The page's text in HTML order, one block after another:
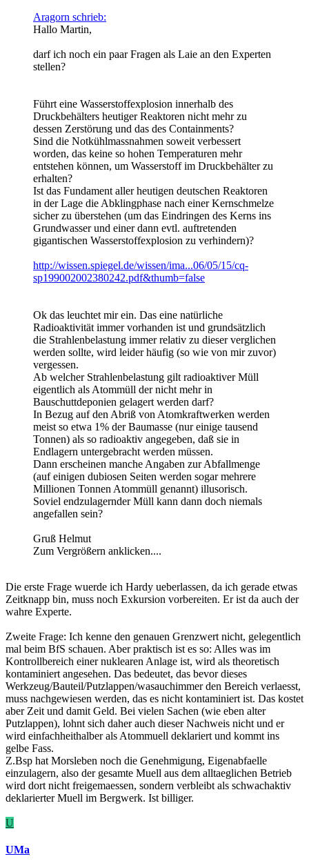
Aragorn schrieb:
Hallo Martin,
darf ich noch ein paar Fragen als Laie an den Experten
stellen?
Führt eine Wasserstoffexplosion innerhalb des
Druckbehälters heutiger Reaktoren nicht mehr zu
dessen Zerstörung und das des Containments?
Sind die Notkühlmassnahmen soweit verbessert
worden, das keine so hohen Temperaturen mehr
entstehen können, um Wasserstoff im Druckbehälter zu
erhalten?
Ist das Fundament aller heutigen deutschen Reaktoren
in der Lage die Abklingphase nach einer Kernschmelze
sicher zu überstehen (um das Eindringen des Kerns ins
Grundwasser und einer dann evtl. auftretenden
gigantischen Wasserstoffexplosion zu verhindern)?
http://wissen.spiegel.de/wissen/ima...06/05/15/cq-
sp199002002380242.pdf&thumb=false
Ok das leuchtet mir ein. Das eine natürliche
Radioaktivität immer vorhanden ist und grundsätzlich
die Strahlenbelastung immer relativ zu dieser verglichen
werden sollte, wird leider häufig (so wie von mir zuvor)
vergessen.
Ab welcher Strahlenbelastung gilt radioaktiver Müll
eigentlich als Atommüll der nicht mehr in
Bauschuttdeponien gelagert werden darf?
In Bezug auf den Abriß von Atomkraftwerken werden
meist so etwa 1% der Baumasse (nur einige tausend
Tonnen) als so radioaktiv angegeben, daß sie in
Endlagern untergebracht werden müssen.
Dann erscheinen manche Angaben zur Abfallmenge
(auf einigen dubiosen Seiten werden sogar mehrere
Millionen Tonnen Atommüll genannt) illusorisch.
Soviel endzulagernder Müll kann dann doch niemals
angefallen sein?
Gruß Helmut
Zum Vergrößern anklicken....
Die erste Frage wuerde ich Hardy ueberlassen, da ich gerade etwas
Zeitknapp bin, muss noch Exkursion vorbereiten. Er ist da auch der
wahre Experte.
Zweite Frage: Ich kenne den genauen Grenzwert nicht, gelegentlich
mal beim BfS schauen. Aber praktisch ist es so: Alles was im
Kontrollbereich einer nuklearen Anlage ist, wird als theoretisch
kontaminiert angesehen. Das bedeutet, das bevor dieses
Werkzeug/Bauteil/Putzlappen/wasauchimmer den Bereich verlaesst,
muss nachgewiesen werden, das es nicht kontaminiert ist. Das kostet
aber Zeit und damit Geld. Bei vielen Sachen (wie eben alter
Putzlappen), lohnt sich daher auch dieser Nachweis nicht und er
wird einfachheithalber als Atommuell deklariert und kommt ins
gelbe Fass.
Z.Bsp hat Morsleben noch die Genehmigung, Eigenabfaelle
einzulagern, also der gesamte Muell aus dem alltaeglichen Betrieb
wird dort nicht freigemaessen, sondern verbleibt als schwachaktiv
deklarierter Muell im Bergwerk. Ist billiger.
U
UMa